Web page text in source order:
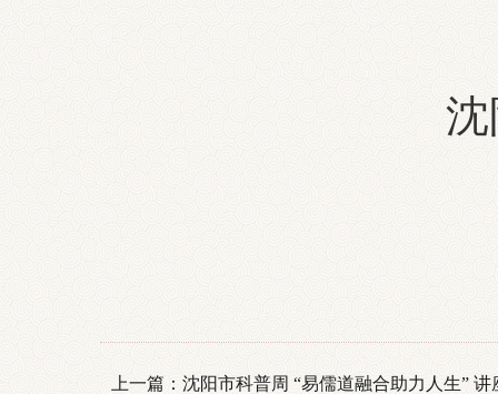
沈
上一篇： 沈阳市科普周 “易儒道融合助力人生” 讲